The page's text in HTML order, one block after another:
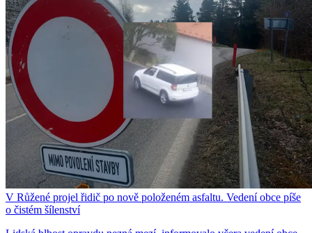
V Růžené projel řidič po nově položeném asfaltu. Vedení obce píše
o čistém šílenství